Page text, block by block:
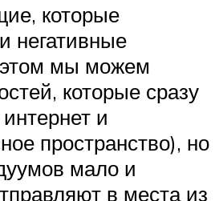
которые
негативные
мы можем
которые сразу
и
пространство), но
мало и
в места из